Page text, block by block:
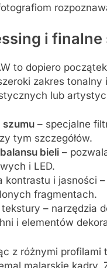
i
to dopiero
zakres
lub
szumu– specjalne
tym szczegółów.
balansu bieli–
i LED.
kontrastu i jasności
fragmentach.
– narzędzia
i elementów
z różnymi
malarskie